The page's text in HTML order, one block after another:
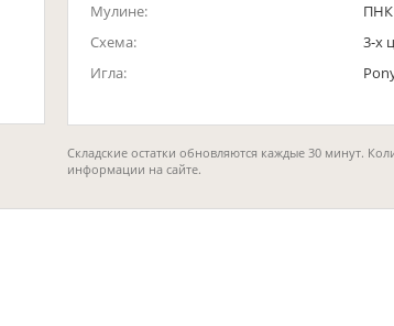
Мулине:
Схема:
3-х
Игла:
Складские остатки обновляются каждые 30 минут.
информации на сайте.